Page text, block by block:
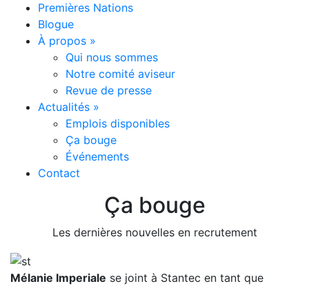
Premières Nations
Blogue
À propos »
Qui nous sommes
Notre comité aviseur
Revue de presse
Actualités »
Emplois disponibles
Ça bouge
Événements
Contact
Ça bouge
Les dernières nouvelles en recrutement
Mélanie Imperiale se joint à Stantec en tant que